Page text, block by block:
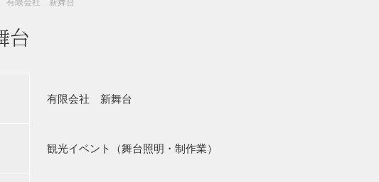
有限会社 新舞台
台
有限会社 新舞台
観光イベント（舞台照明・制作業）